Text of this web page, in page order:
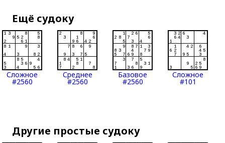
Ещё судоку
Сложное
#2560
Среднее
#2560
Базовое
#2560
Сложное
#101
Другие простые судоку